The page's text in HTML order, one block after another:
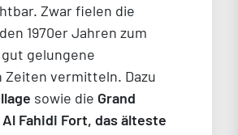
Zwar fielen die
1970er Jahren zum
gelungene
vermitteln. Dazu
sowie die Grand
Al Fahidi Fort, das älteste